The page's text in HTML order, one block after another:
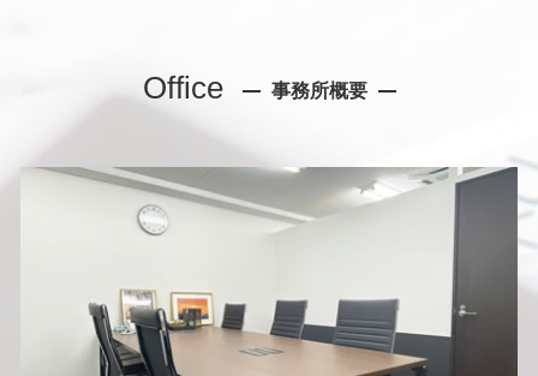
Office 事務所概要